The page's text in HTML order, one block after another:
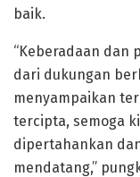
baik.
“Keberadaan dan
dari dukungan
menyampaikan
tercipta, semoga
dipertahankan
mendatang,”